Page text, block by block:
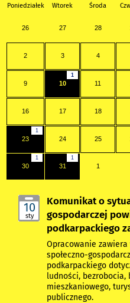
Poniedziałek Wtorek Środa
26 27 28
2 3 4
9
1
10 11
16 17 18
1
23 24 25
1
30
1
31 1
10
sty
Komunikat o
gospodarczej
podkarpackiego
Opracowanie
społeczno-
podkarpackiego
ludności, bezrobocia,
mieszkaniowego,
publicznego.